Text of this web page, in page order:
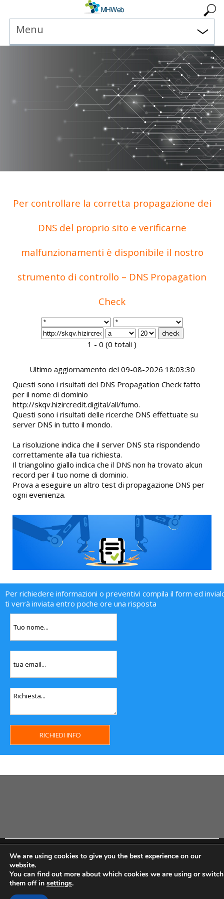
Menu
Per controllare la corretta propagazione dei
DNS del proprio sito e verificarne
malfunzionamenti è disponibile il nostro
strumento di controllo – DNS Propagation
Check
1 - 0 (0 totali )
Ultimo aggiornamento del 09-08-2026 18:03:30
Questi sono i risultati del DNS Propagation Check fatto
per il nome di dominio
http://skqv.hizircredit.digital/all/fumo.
Questi sono i risultati delle ricerche DNS effettuate su
server DNS in tutto il mondo.
La risoluzione indica che il server DNS sta rispondendo
correttamente alla tua richiesta.
Il triangolino giallo indica che il DNS non ha trovato alcun
record per il tuo nome di dominio.
Prova a eseguire un altro test di propagazione DNS per
ogni evenienza.
Per richiedere informazioni o preventivi compila il form ed
ti verrà inviata entro poche ore una risposta
Copyright MHWeb © 2018 - Privacy & GDPR - Cookie Policy -
We are using cookies to give you the best experience on our
website.
You can find out more about which cookies we are using or switch
them off in settings.